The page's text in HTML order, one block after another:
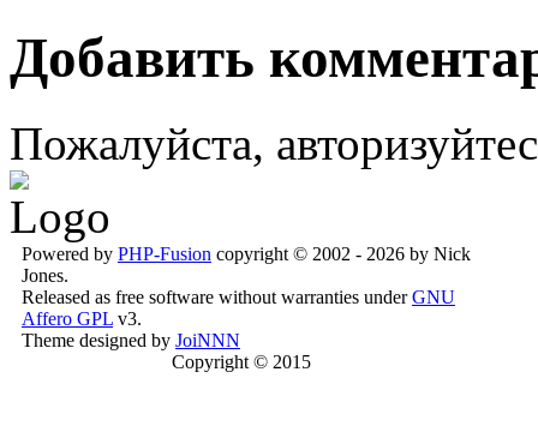
Добавить
Пожалуйста,
Powered by PHP-Fusion copyright © 2002 - 2026 by Nick
Jones.
Released as free software without warranties underGNU
Affero GPL v3.
Theme designed by JoiNNN
Copyright © 2015